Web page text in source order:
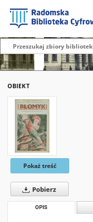
OBIEKT
Pokaż treść
Pobierz
OPIS